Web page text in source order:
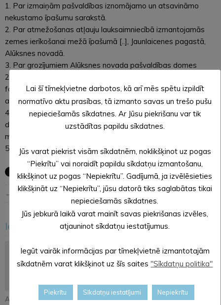
1. Par izmaiņām pašvaldības iznomājamo un atsavināmo
nekustamo īpašumu sarakstā.
2. Par atmežošanas atļauju lauksaimniecībā izmantojamās
zemes ierīkošanai mežā īpašumā [..], Jaunlaicenes pagastā,
Alūksnes novadā.
3. Par grozījumiem Alūksnes novada pašvaldības domes
2024. gada 29. februāra lēmumā Nr. 32 “Par Ceļu un ielu
fonda vidējā (triju gadu) termiņa plāna 2024. – 2026. gadam
apstiprināšanu”.
4. Par zemes Kanaviņu ielā 7A, Alūksnē, Alūksnes novadā
daļas nodošanu atsavināšanai daudzdzīvokļu dzīvojamās īres
mājas būvniecībai.
5. Informācija par Pils ielas projektu.
← Iepriekšējā ziņa Nākošā ziņa →
Iesakām arī šo
Atjaunos Melleņkalna
Pastāsti savas domas
Alūksnē notiks
Lai šī tīmekļvietne darbotos, kā arī mēs spētu izpildīt
normatīvo aktu prasības, tā izmanto savas un trešo pušu
nepieciešamās sīkdatnes. Ar Jūsu piekrišanu var tik
uzstādītas papildu sīkdatnes.
Jūs varat piekrist visām sīkdatnēm, noklikšķinot uz pogas
“Piekrītu” vai noraidīt papildu sīkdatņu izmantošanu,
klikšķinot uz pogas “Nepiekrītu”. Gadījumā, ja izvēlēsieties
klikšķināt uz “Nepiekrītu”, jūsu datorā tiks saglabātas tikai
nepieciešamās sīkdatnes.
Jūs jebkurā laikā varat mainīt savas piekrišanas izvēles,
atjauninot sīkdatņu iestatījumus.
Iegūt vairāk informācijas par tīmekļvietnē izmantotajām
sīkdatnēm varat klikšķinot uz šīs saites "Sīkdatņu politika"
Piekrītu Sīkdatņu iestatījumi Nepiekrītu